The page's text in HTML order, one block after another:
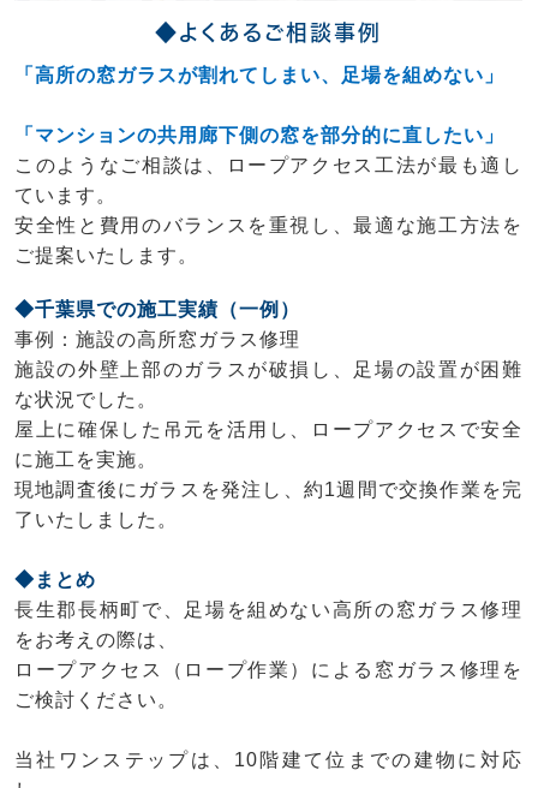
◆よくあるご相談事例
「高所の窓ガラスが割れてしまい、足場を組めない」
「マンションの共用廊下側の窓を部分的に直したい」
このようなご相談は、ロープアクセス工法が最も適し
ています。
安全性と費用のバランスを重視し、最適な施工方法を
ご提案いたします。
◆千葉県での施工実績（一例）
事例：施設の高所窓ガラス修理
施設の外壁上部のガラスが破損し、足場の設置が困難
な状況でした。
屋上に確保した吊元を活用し、ロープアクセスで安全
に施工を実施。
現地調査後にガラスを発注し、約1週間で交換作業を完
了いたしました。
◆まとめ
長生郡長柄町で、足場を組めない高所の窓ガラス修理
をお考えの際は、
ロープアクセス（ロープ作業）による窓ガラス修理を
ご検討ください。
当社ワンステップは、10階建て位までの建物に対応